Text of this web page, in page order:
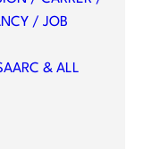
/ JOB
& ALL